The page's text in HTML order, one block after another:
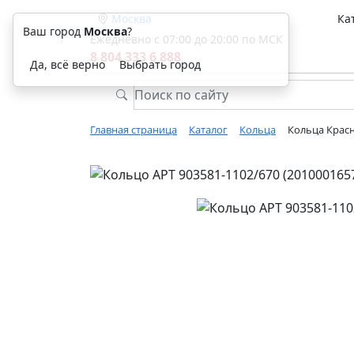
Москва
Ежедневно с 07:00 до 20:00 по МСК
8 804 333 6 888
Главная страница Каталог Кольца Кольца
Ваш город Москва?
Да, всё верно Выбрать город